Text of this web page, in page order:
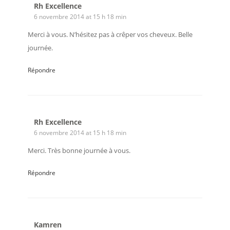
Rh Excellence
6 novembre 2014 at 15 h 18 min
Merci à vous. N’hésitez pas à crêper vos cheveux. Belle
journée.
Répondre
Rh Excellence
6 novembre 2014 at 15 h 18 min
Merci. Très bonne journée à vous.
Répondre
Kamren